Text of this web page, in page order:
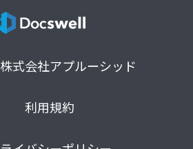
式会社アプルーシッド
利用規約